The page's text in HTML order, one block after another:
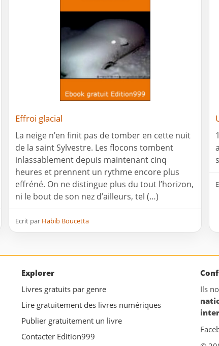
Effroi glacial
La neige n’en finit pas de tomber en cette nuit
de la saint Sylvestre. Les flocons tombent
inlassablement depuis maintenant cinq
heures et prennent un rythme encore plus
effréné. On ne distingue plus du tout l’horizon,
ni le bout de son nez d’ailleurs, tel (…)
Ecrit par Habib Boucetta
Explorer
Livres gratuits par genre
Lire gratuitement des livres numériques
Publier gratuitement un livre
Contacter Edition999
Ils